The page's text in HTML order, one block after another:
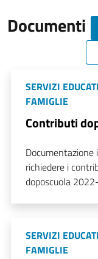
Documenti
SERVIZI
FAMIGLIE
Contributi
richiedere i
doposcuola
SERVIZI
FAMIGLIE